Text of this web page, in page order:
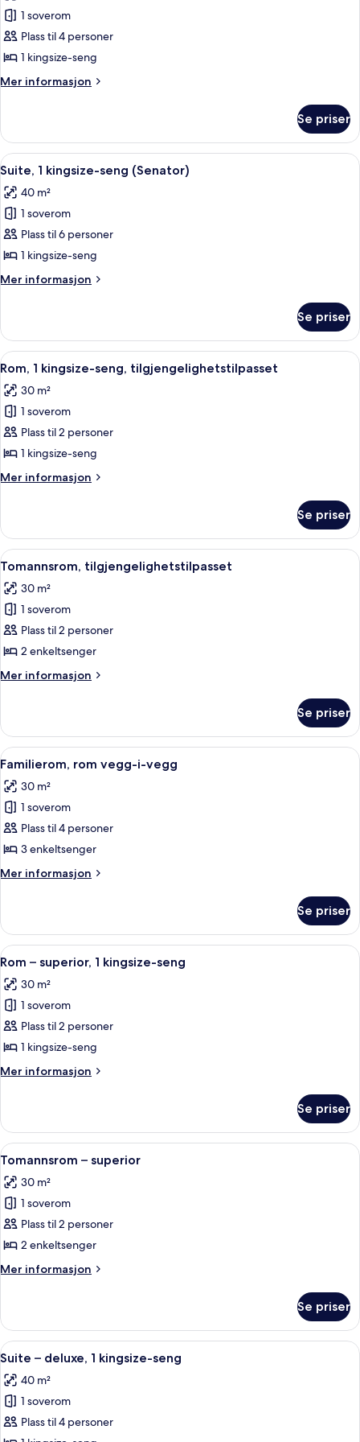
av
Suite,
1
kingsize-
seng
1 soverom
Plass til 4 personer
1 kingsize-seng
Mer informasjon
Mer
1
kingsize-
seng
Se priser
Åpne
alle
bildene
av
Suite,
1
kingsize-
seng
En 32-tommers LCD-TV med
4
Suite, 1 kingsize-seng (Senator)
40 m²
1 soverom
Plass til 6 personer
1 kingsize-seng
Mer informasjon
Mer
1
kingsize-
seng
Se priser
Åpne
alle
bildene
av
Rom,
1
kingsize-
seng,
Sengetøy av topp kvalitet,
5
Rom, 1 kingsize-seng, tilgjengelighetstilpasset
30 m²
1 soverom
Plass til 2 personer
1 kingsize-seng
Mer informasjon
Mer
1
kingsize-
seng,
tilgjengelighetstilpasset
Se priser
Åpne
alle
bildene
av
Tomannsrom,
tilgjengelighetstilpasset
Dusj, toalettartikler (inkludert),
5
Tomannsrom, tilgjengelighetstilpasset
30 m²
1 soverom
Plass til 2 personer
2 enkeltsenger
Mer informasjon
Mer
tilgjengelighetstilpasset
Se priser
Åpne
alle
bildene
av
Familierom,
rom
vegg-
i-
Sengetøy av topp kvalitet,
6
Familierom, rom vegg-i-vegg
30 m²
1 soverom
Plass til 4 personer
3 enkeltsenger
Mer informasjon
Mer
rom
vegg-
i-
Se priser
Åpne
alle
bildene
av
Rom
–
superior,
1
seng
Sengetøy av topp kvalitet,
7
Rom – superior, 1 kingsize-seng
30 m²
1 soverom
Plass til 2 personer
1 kingsize-seng
Mer informasjon
Mer
–
superior,
1
seng
Se priser
Åpne
alle
bildene
av
Tomannsrom
–
superior
Sengetøy av topp kvalitet,
5
Tomannsrom – superior
30 m²
1 soverom
Plass til 2 personer
2 enkeltsenger
Mer informasjon
Mer
–
superior
Se priser
Åpne
alle
bildene
av
Suite
Sengetøy av topp kvalitet,
7
Suite – deluxe, 1 kingsize-seng
40 m²
1 soverom
Plass til 4 personer